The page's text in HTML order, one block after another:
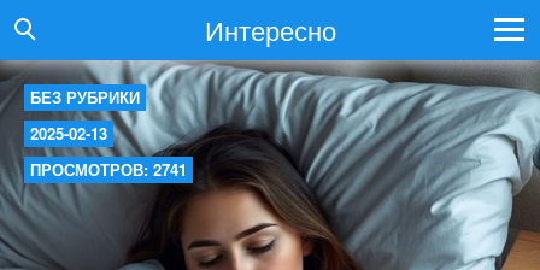
Интересно
БЕЗ РУБРИКИ
2025-02-13
ПРОСМОТРОВ: 2741